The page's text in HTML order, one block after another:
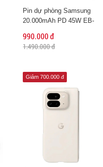
Pin dự phòng Samsung
20.000mAh PD 45W EB-
990.000 đ
1.490.000 đ
Giảm 700.000 đ